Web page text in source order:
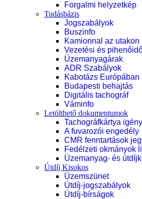
Forgalmi helyzetkép
Tudásbázis
Jogszabályok
Buszinfo
Kamionnal az utakon
Vezetési és
Üzemanyagárak
ADR Szabályok
Kabotázs Európában
Budapesti behajtás
Digitális tachográf
Váminfo
Letölthető dokumentumok
Tachográfkártya
A fuvarozói engedély
CMR fenntartások
Fedélzeti okmányok
Üzemanyag- és
Útdíj Kisokos
Üzemszünet
Útdíj-jogszabályok
Útdíj-bírságok